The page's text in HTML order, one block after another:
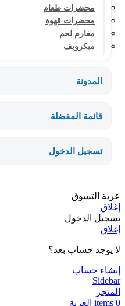
محضرات طعام
محضرات قهوة
مفارم لحم
ميكرويف
المدونة
قائمة المفضلة
تسجيل الدخول
عربة التسوق
إغلاق
تسجيل الدخول
إغلاق
لا يوجد حساب بعد؟
إنشاء حساب
Sidebar
المتجر
0
items العربة